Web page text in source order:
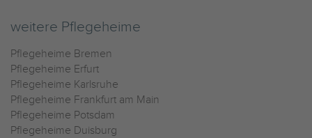
weitere Pflegeheime
Pflegeheime Bremen
Pflegeheime Erfurt
Pflegeheime Karlsruhe
Pflegeheime Frankfurt am Main
Pflegeheime Potsdam
Pflegeheime Duisburg